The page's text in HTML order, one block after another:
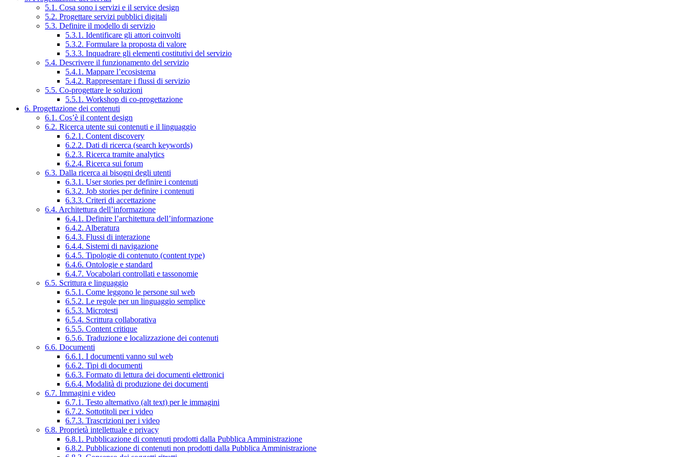
5.1. Cosa sono i servizi e il service design
5.2. Progettare servizi pubblici digitali
5.3. Definire il modello di servizio
5.3.1. Identificare gli attori coinvolti
5.3.2. Formulare la proposta di valore
5.3.3. Inquadrare gli elementi costitutivi del servizio
5.4. Descrivere il funzionamento del servizio
5.4.1. Mappare l’ecosistema
5.4.2. Rappresentare i flussi di servizio
5.5. Co-progettare le soluzioni
5.5.1. Workshop di co-progettazione
6. Progettazione dei contenuti
6.1. Cos’è il content design
6.2. Ricerca utente sui contenuti e il linguaggio
6.2.1. Content discovery
6.2.2. Dati di ricerca (search keywords)
6.2.3. Ricerca tramite analytics
6.2.4. Ricerca sui forum
6.3. Dalla ricerca ai bisogni degli utenti
6.3.1. User stories per definire i contenuti
6.3.2. Job stories per definire i contenuti
6.3.3. Criteri di accettazione
6.4. Architettura dell’informazione
6.4.1. Definire l’architettura dell’informazione
6.4.2. Alberatura
6.4.3. Flussi di interazione
6.4.4. Sistemi di navigazione
6.4.5. Tipologie di contenuto (content type)
6.4.6. Ontologie e standard
6.4.7. Vocabolari controllati e tassonomie
6.5. Scrittura e linguaggio
6.5.1. Come leggono le persone sul web
6.5.2. Le regole per un linguaggio semplice
6.5.3. Microtesti
6.5.4. Scrittura collaborativa
6.5.5. Content critique
6.5.6. Traduzione e localizzazione dei contenuti
6.6. Documenti
6.6.1. I documenti vanno sul web
6.6.2. Tipi di documenti
6.6.3. Formato di lettura dei documenti elettronici
6.6.4. Modalità di produzione dei documenti
6.7. Immagini e video
6.7.1. Testo alternativo (alt text) per le immagini
6.7.2. Sottotitoli per i video
6.7.3. Trascrizioni per i video
6.8. Proprietà intellettuale e privacy
6.8.1. Pubblicazione di contenuti prodotti dalla Pubblica Amministrazione
6.8.2. Pubblicazione di contenuti non prodotti dalla Pubblica Amministrazione